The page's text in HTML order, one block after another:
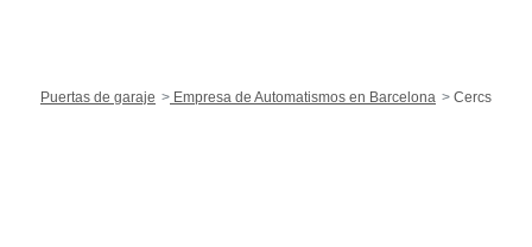
Puertas de garaje Empresa de Automatismos en Barcelona Cercs